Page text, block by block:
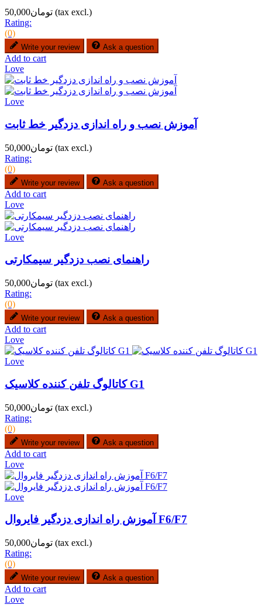
تومان50,000 (tax excl.)
Rating:
(0)
Write your review Ask a question
Add to cart
Love
Love
آموزش نصب و راه اندازی دزدگیر خط ثابت
تومان50,000 (tax excl.)
Rating:
(0)
Write your review Ask a question
Add to cart
Love
Love
راهنمای نصب دزدگیر سیمکارتی
تومان50,000 (tax excl.)
Rating:
(0)
Write your review Ask a question
Add to cart
Love
Love
کاتالوگ تلفن کننده کلاسیک G1
تومان50,000 (tax excl.)
Rating:
(0)
Write your review Ask a question
Add to cart
Love
Love
آموزش راه اندازی دزدگیر فایروال F6/F7
تومان50,000 (tax excl.)
Rating:
(0)
Write your review Ask a question
Add to cart
Love